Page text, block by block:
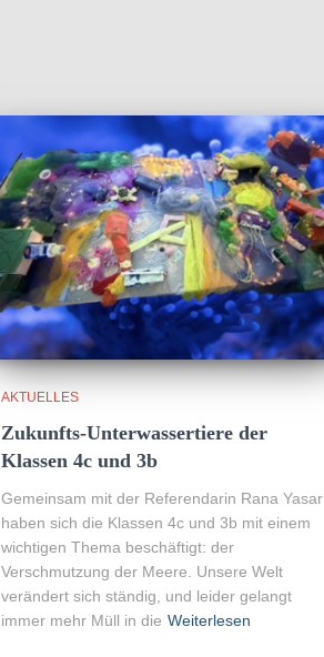
AKTUELLES
Zukunfts-Unterwassertiere der
Klassen 4c und 3b
Gemeinsam mit der Referendarin Rana Yasar
haben sich die Klassen 4c und 3b mit einem
wichtigen Thema beschäftigt: der
Verschmutzung der Meere. Unsere Welt
verändert sich ständig, und leider gelangt
immer mehr Müll in die Weiterlesen